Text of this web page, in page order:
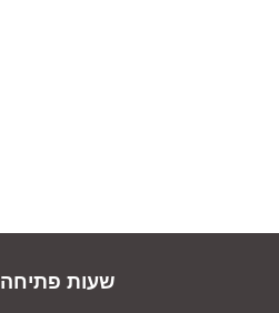
שעות פתיחה